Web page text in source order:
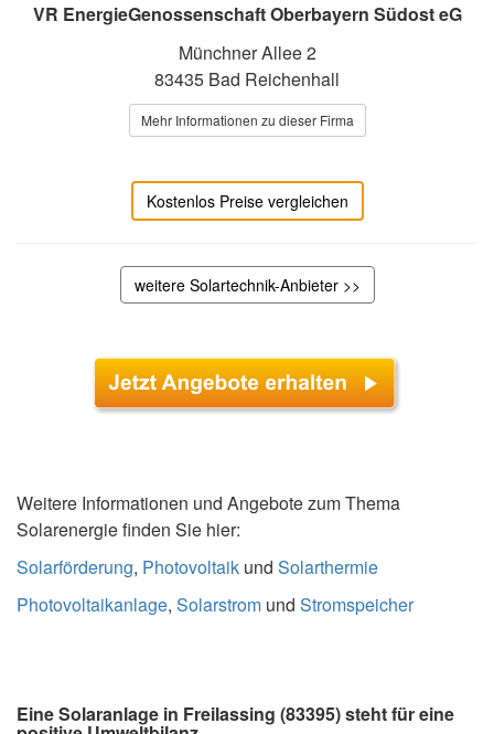
VR EnergieGenossenschaft Oberbayern Südost eG
Münchner Allee 2
83435 Bad Reichenhall
Mehr Informationen zu dieser Firma
Kostenlos Preise vergleichen
weitere Solartechnik-Anbieter >>
Weitere Informationen und Angebote zum Thema
Solarenergie finden Sie hier:
Solarförderung, Photovoltaik und Solarthermie
Photovoltaikanlage, Solarstrom und Stromspeicher
Eine Solaranlage in Freilassing (83395) steht für eine